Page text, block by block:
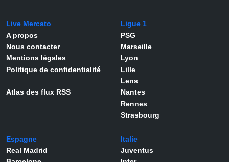
Live Mercato
A propos
Nous contacter
Mentions légales
Politique de confidentialité
Atlas des flux RSS
Ligue 1
PSG
Marseille
Lyon
Lille
Lens
Nantes
Rennes
Strasbourg
Espagne
Real Madrid
Italie
Juventus